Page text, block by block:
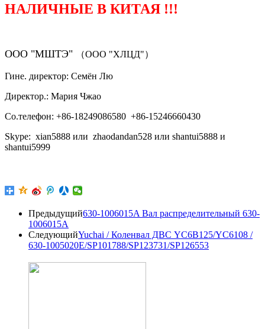
НАЛИЧНЫЕ В КИТАЯ !!!
ООО "МШТЭ" （ООО "ХЛЦД"）
Гине. директор: Семён Лю
Директор.: Мария Чжао
Со.телефон: +86-18249086580 +86-15246660430
Skype: xian5888 или zhaodandan528 или shantui5888 и
shantui5999
Предыдущий630-1006015A Вал распределительный 630-
1006015A
СледующийYuchai / Коленвал ДВС YC6B125/YC6108 /
630-1005020E/SP101788/SP123731/SP126553